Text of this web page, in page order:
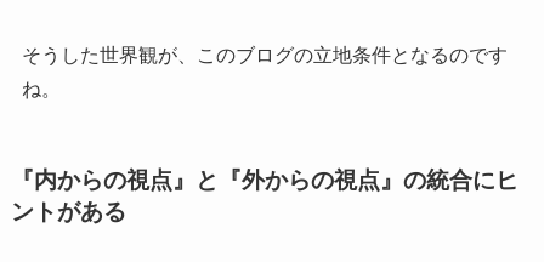
そうした世界観が、このブログの立地条件となるのです
ね。
『内からの視点』と『外からの視点』の統合にヒ
ントがある